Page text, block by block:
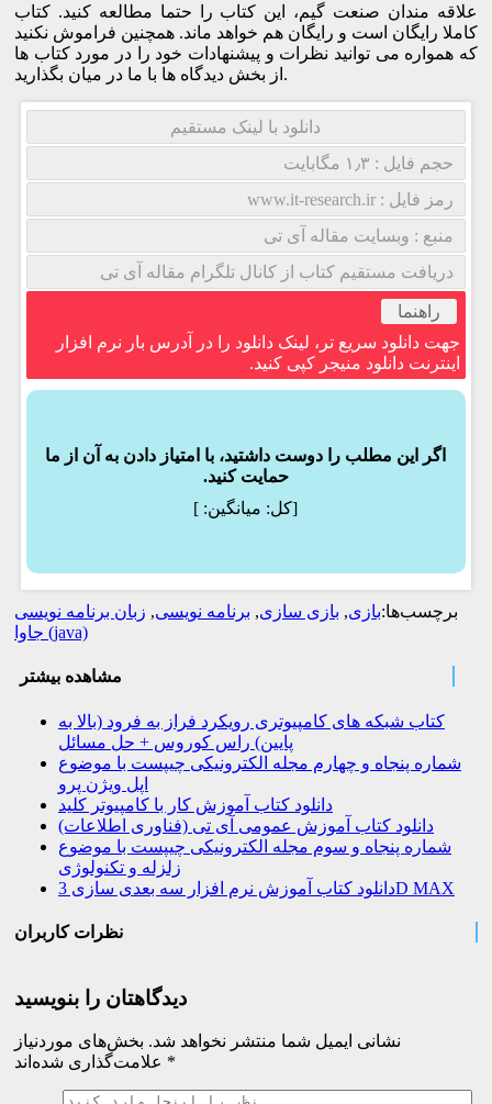
علاقه مندان صنعت گیم، این کتاب را حتما مطالعه کنید. کتاب
کاملا رایگان است و رایگان هم خواهد ماند. همچنین فراموش نکنید
که همواره می توانید نظرات و پیشنهادات خود را در مورد کتاب ها
از بخش دیدگاه ها با ما در میان بگذارید.
دانلود با لینک مستقیم
حجم فایل : ۱٫۳ مگابایت
رمز فایل : www.it-research.ir
منبع : وبسایت مقاله آی تی
دریافت مستقیم کتاب از کانال تلگرام مقاله آی تی
راهنما
جهت دانلود سریع تر، لینک دانلود را در آدرس بار نرم افزار
اینترنت دانلود منیجر کپی کنید.
اگر این مطلب را دوست داشتید، با امتیاز دادن به آن از ما
حمایت کنید.
[کل: میانگین: ]
برچسب‌ها:بازی, بازی سازی, برنامه نویسی, زبان برنامه نویسی
جاوا (java)
مشاهده بیشتر
کتاب شبکه های کامپیوتری رویکرد فراز به فرود (بالا به
پایین) راس کوروس + حل مسائل
شماره پنجاه و چهارم مجله الکترونیکی چیپست با موضوع
اپل ویژن پرو
دانلود کتاب آموزش کار با کامپیوتر کلید
دانلود کتاب آموزش عمومی آی تی (فناوری اطلاعات)
شماره پنجاه و سوم مجله الکترونیکی چیپست با موضوع
زلزله و تکنولوژی
دانلود کتاب آموزش نرم افزار سه بعدی سازی 3D MAX
نظرات کاربران
دیدگاهتان را بنویسید
نشانی ایمیل شما منتشر نخواهد شد. بخش‌های موردنیاز
*